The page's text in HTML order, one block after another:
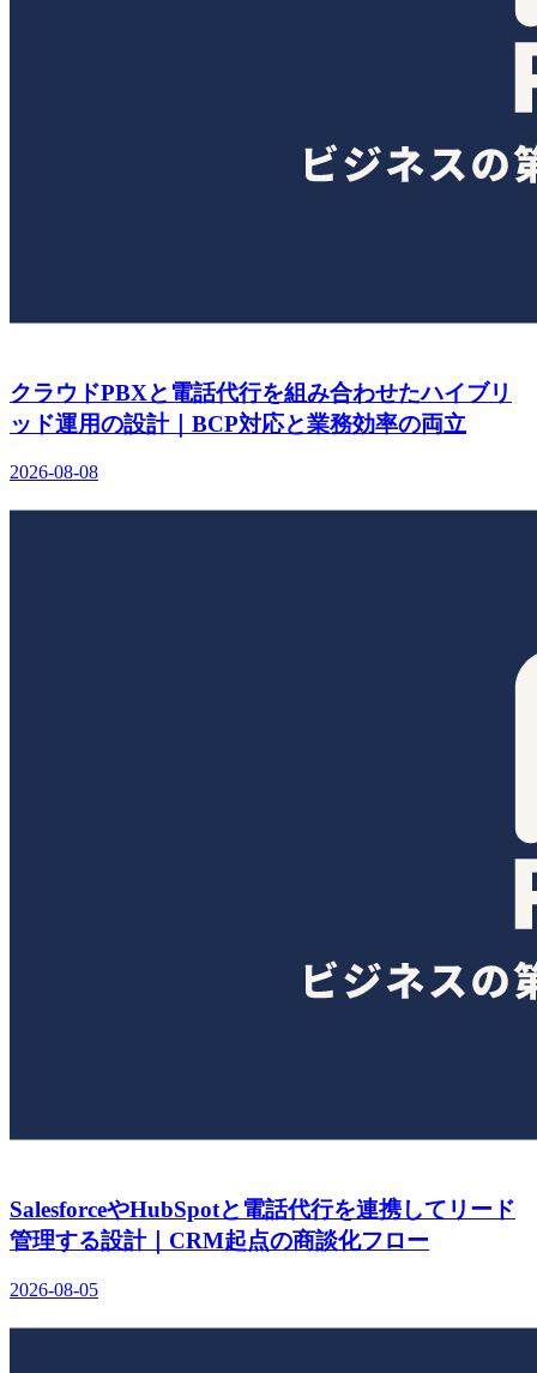
クラウドPBXと電話代行を組み合わせたハイブリ
ッド運用の設計｜BCP対応と業務効率の両立
2026-08-08
SalesforceやHubSpotと電話代行を連携してリード
管理する設計｜CRM起点の商談化フロー
2026-08-05